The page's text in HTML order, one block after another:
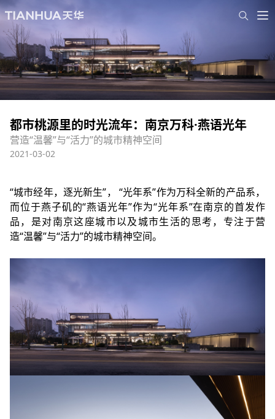
都市桃源里的时光流年：南京万科·燕语光年
营造“温馨”与“活力”的城市精神空间
2021-03-02
“城市经年，逐光新生”， “光年系”作为万科全新的产品系，
而位于燕子矶的“燕语光年”作为“光年系”在南京的首发作
品，是对南京这座城市以及城市生活的思考，专注于营
造“温馨”与“活力”的城市精神空间。